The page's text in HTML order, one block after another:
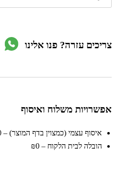
מבית
OLYMPIAצריכים עזרה? פנו אלינו
אפשרויות משלוח ואיסוף
איסוף עצמי (כמצוין בדף המוצר) – ₪0
הובלה לבית הלקוח – ₪0